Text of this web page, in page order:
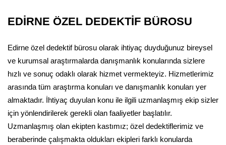
EDİRNE ÖZEL DEDEKTİF BÜROSU
Edirne özel dedektif bürosu olarak ihtiyaç duyduğunuz bireysel
ve kurumsal araştırmalarda danışmanlık konularında sizlere
hızlı ve sonuç odaklı olarak hizmet vermekteyiz. Hizmetlerimiz
arasında tüm araştırma konuları ve danışmanlık konuları yer
almaktadır. İhtiyaç duyulan konu ile ilgili uzmanlaşmış ekip sizler
için yönlendirilerek gerekli olan faaliyetler başlatılır.
Uzmanlaşmış olan ekipten kastımız; özel dedektiflerimiz ve
beraberinde çalışmakta oldukları ekipleri farklı konularda